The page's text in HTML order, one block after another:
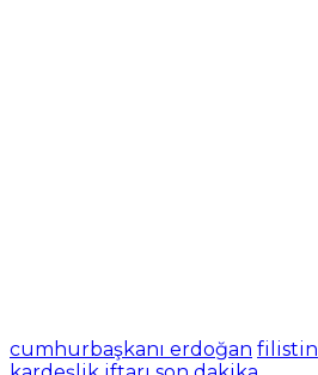
cumhurbaşkanı erdoğan filistin